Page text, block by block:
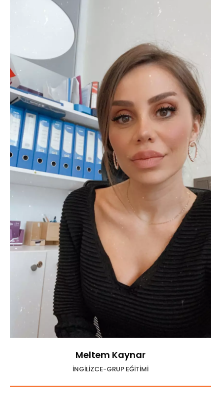
Meltem Kaynar
İNGİLİZCE-GRUP EĞİTİMİ